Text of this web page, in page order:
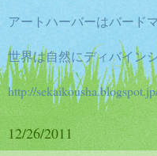
アートハーバーはバード
世界は自然にディバイン
http://
12/26/2011